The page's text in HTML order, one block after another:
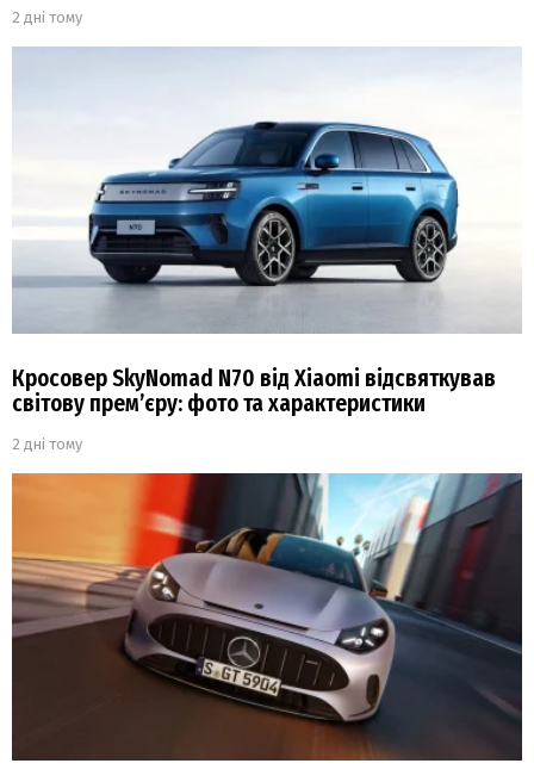
2 дні тому
Кросовер SkyNomad N70 від Xiaomi відсвяткував
світову прем’єру: фото та характеристики
2 дні тому